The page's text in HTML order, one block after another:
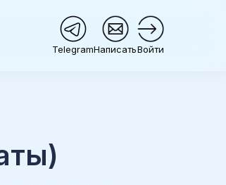
TelegramНаписатьВойти